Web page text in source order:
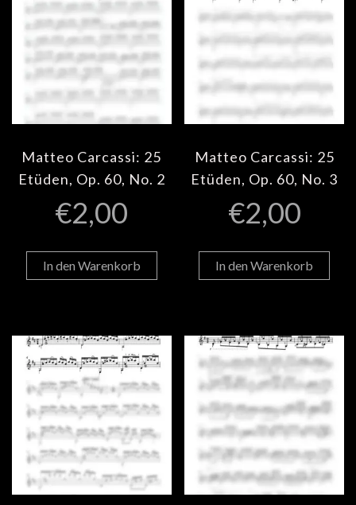
Matteo Carcassi: 25
Etüden, Op. 60, No. 2
€2,00
In den Warenkorb
Matteo Carcassi: 25
Etüden, Op. 60, No. 3
€2,00
In den Warenkorb